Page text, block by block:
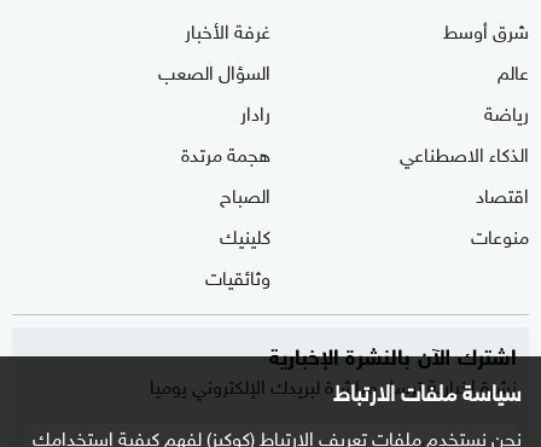
سياسة ملفات الارتباط
نحن نستخدم ملفات تعريف الارتباط (كوكيز) لفهم كيفية استخدامك
شرق أوسط
عالم
رياضة
الذكاء الاصطناعي
اقتصاد
منوعات
غرفة الأخبار
السؤال الصعب
رادار
هجمة مرتدة
الصباح
كلينيك
وثائقيات
اشترك الآن بالنشرة الإخبارية
نشرة إخبارية ترسل مباشرة لبريدك الإلكتروني يوميا